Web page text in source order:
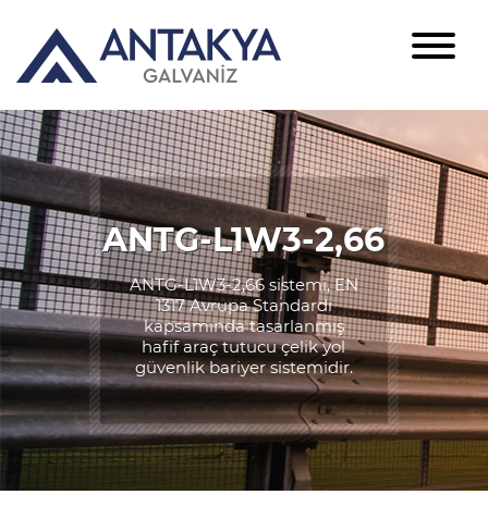
ANTG-L1W3-2,66
ANTG-L1W3-2,66 sistemi, EN
1317 Avrupa Standardı
kapsamında tasarlanmış
hafif araç tutucu çelik yol
güvenlik bariyer sistemidir.